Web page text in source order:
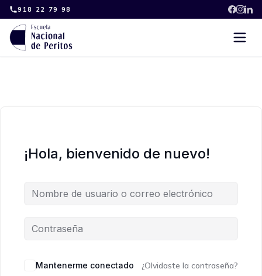
Skip
to
content
918 22 79 98
¡Hola, bienvenido de nuevo!
Mantenerme conectado ¿Olvidaste la contraseña?